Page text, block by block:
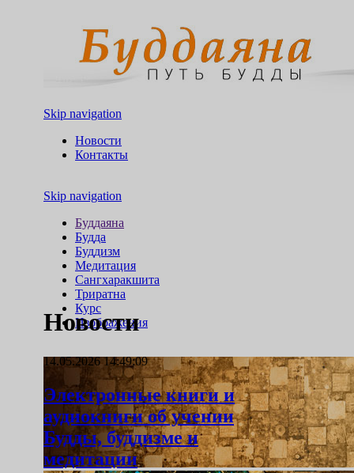
Skip navigation
Новости
Контакты
Skip navigation
Буддаяна
Будда
Буддизм
Медитация
Сангхаракшита
Триратна
Курс
Изображения
Новости
14.05.2026 14:49:09
Электронные книги и
аудиокниги об учении
Будды, буддизме и
медитации